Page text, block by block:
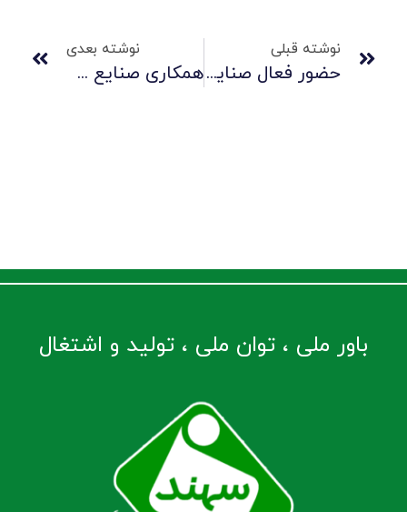
نوشته قبلی
حضور فعال صنایع لاستیکی سهند در نشست هم‌افزایی شرکت‌های تابعه شستا
نوشته بعدی
همکاری صنایع لاستیکی سهند و پتروپیمان دانا جهت تأمین تسمه نقاله پالایشگاه مُهر
باور ملی ، توان ملی ، تولید و اشتغال